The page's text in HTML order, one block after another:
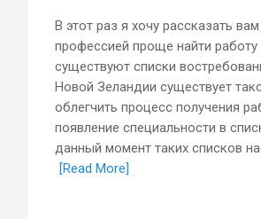
В этот раз я хочу рассказать
профессией проще найти работу
существуют списки
Новой Зеландии существует
облегчить процесс получения
появление специальности в
данный момент таких списков
[Read More]